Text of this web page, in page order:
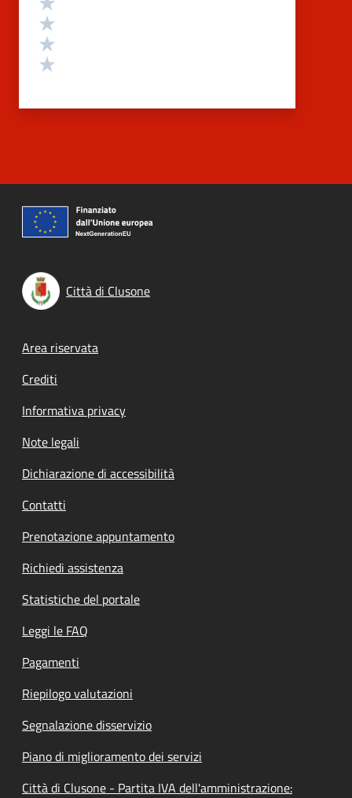
Città di Clusone
Footer menu
Area riservata
Crediti
Informativa privacy
Note legali
Dichiarazione di accessibilità
Contatti
Prenotazione appuntamento
Richiedi assistenza
Statistiche del portale
Leggi le FAQ
Pagamenti
Riepilogo valutazioni
Segnalazione disservizio
Piano di miglioramento dei servizi
Città di Clusone - Partita IVA dell'amministrazione: